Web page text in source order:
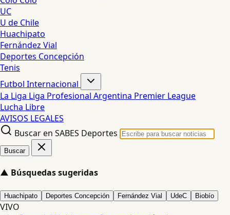
UC
U de Chile
Huachipato
Fernández Vial
Deportes Concepción
Tenis
Futbol Internacional
La Liga Liga Profesional Argentina Premier League
Lucha Libre
AVISOS LEGALES
Buscar en SABES Deportes
Buscar
▲ Búsquedas sugeridas
Huachipato Deportes Concepción Fernández Vial UdeC Biobío
VIVO